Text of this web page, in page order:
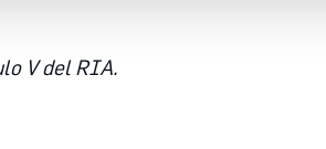
V del RIA.